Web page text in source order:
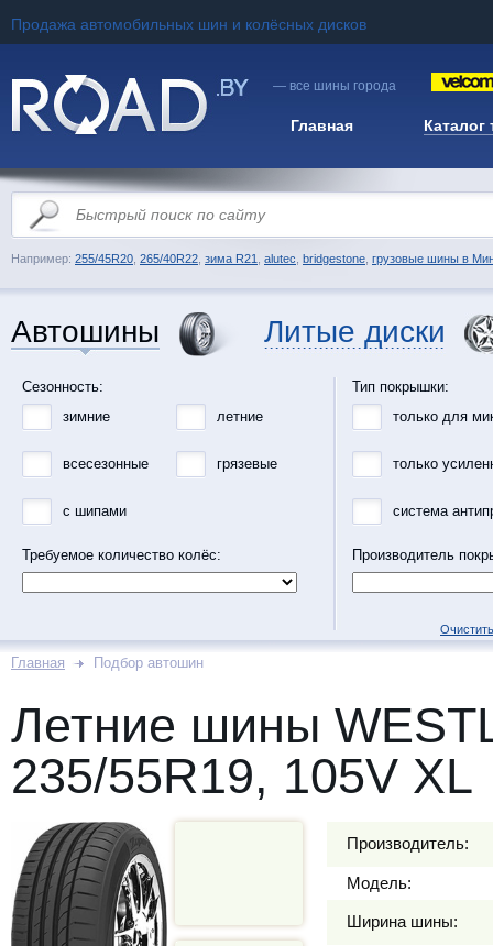
Продажа автомобильных шин и колёсных дисков
— все шины города
Главная Каталог
Например: 255/45R20 265/40R22 зима R21 alutec bridgestone грузовые шины в
Автошины Литые диски
Сезонность:
зимние
летние
всесезонные грязевые
с шипами
Требуемое количество колёс:
Тип покрышки:
только для
только
система
Производитель
Главная Подбор автошин
Летние шины
235/55R19, 105V XL
Производитель:
Модель:
Ширина шины: